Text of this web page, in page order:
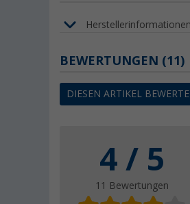
Herstellerinformationen
BEWERTUNGEN (11)
DIESEN ARTIKEL
4 / 5
11 Bewertungen